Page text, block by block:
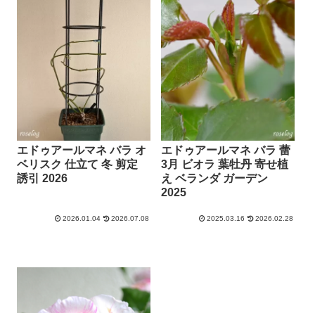
エドゥアールマネ バラ オ
ベリスク 仕立て 冬 剪定
誘引 2026
2026.01.04 2026.07.08
エドゥアールマネ バラ 蕾
3月 ビオラ 葉牡丹 寄せ植
え ベランダ ガーデン
2025
2025.03.16 2026.02.28